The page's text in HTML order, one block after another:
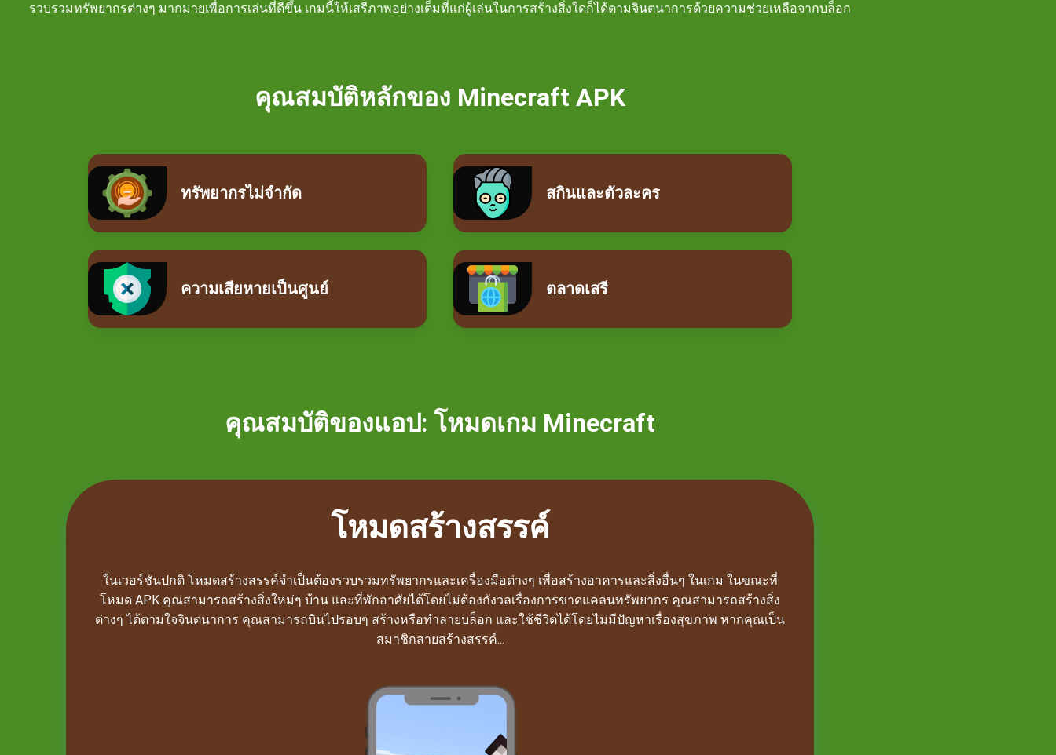
รวบรวมทรัพยากรต่างๆ มากมายเพื่อการเล่นที่ดีขึ้น เกมนี้ให้เสรีภาพอย่างเต็มที่แก่ผู้เล่นในการสร้างสิ่งใดก็ได้ตามจินตนาการด้วยความช่วยเหลือจากบล็อก
คุณสมบัติหลักของ Minecraft APK
ทรัพยากรไม่จำกัด สกินและตัวละคร
ความเสียหายเป็นศูนย์ ตลาดเสรี
คุณสมบัติของแอป: โหมดเกม Minecraft
โหมดสร้างสรรค์
ในเวอร์ชันปกติ โหมดสร้างสรรค์จำเป็นต้องรวบรวมทรัพยากรและเครื่องมือต่างๆ เพื่อสร้างอาคารและสิ่งอื่นๆ ในเกม ในขณะที่
โหมด APK คุณสามารถสร้างสิ่งใหม่ๆ บ้าน และที่พักอาศัยได้โดยไม่ต้องกังวลเรื่องการขาดแคลนทรัพยากร คุณสามารถสร้างสิ่ง
ต่างๆ ได้ตามใจจินตนาการ คุณสามารถบินไปรอบๆ สร้างหรือทำลายบล็อก และใช้ชีวิตได้โดยไม่มีปัญหาเรื่องสุขภาพ หากคุณเป็น
สมาชิกสายสร้างสรรค์...